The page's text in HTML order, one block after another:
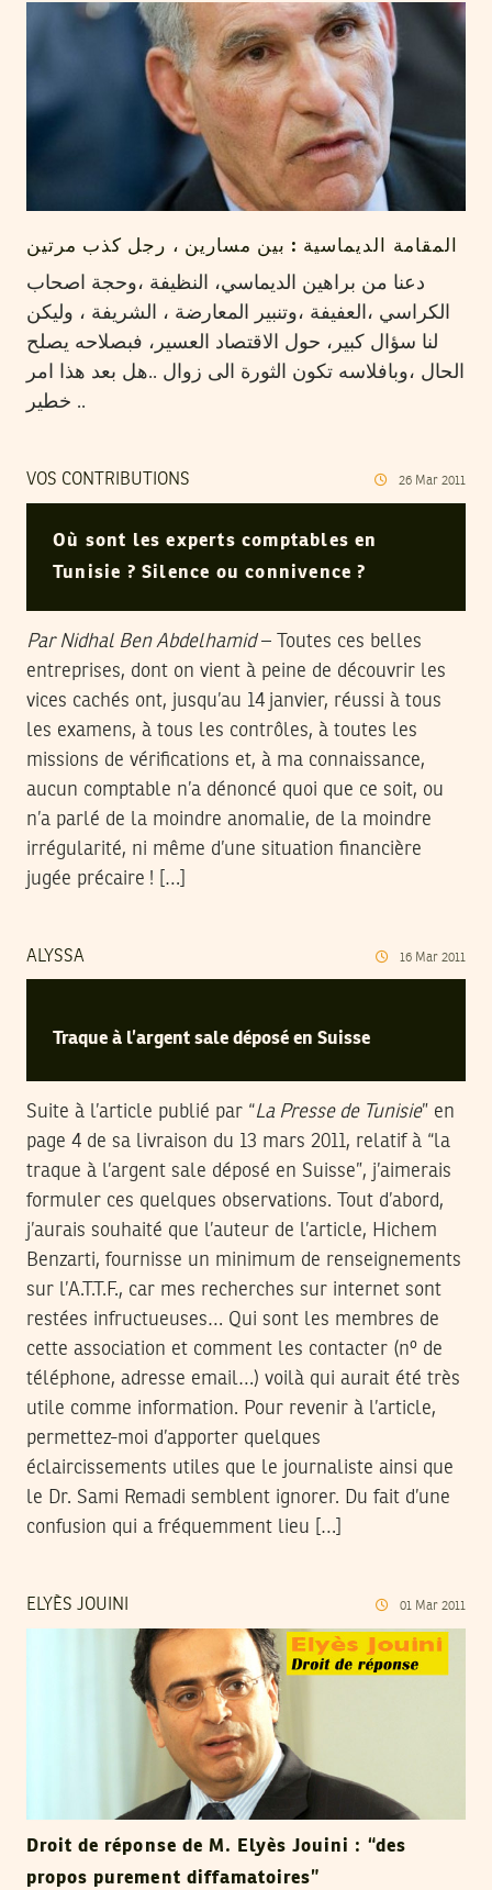
المقامة الديماسية : بين مسارين ، رجل كذب مرتين
دعنا من براهين الديماسي، النظيفة ،وحجة اصحاب
الكراسي ،العفيفة ،وتنبير المعارضة ، الشريفة ، وليكن
لنا سؤال كبير، حول الاقتصاد العسير، فبصلاحه يصلح
الحال ،وبافلاسه تكون الثورة الى زوال ..هل بعد هذا امر
خطير ..
VOS CONTRIBUTIONS 26 Mar 2011
Où sont les experts comptables en
Tunisie ? Silence ou connivence ?
Par Nidhal Ben Abdelhamid– Toutes ces belles
entreprises, dont on vient à peine de découvrir les
vices cachés ont, jusqu’au 14 janvier, réussi à tous
les examens, à tous les contrôles, à toutes les
missions de vérifications et, à ma connaissance,
aucun comptable n’a dénoncé quoi que ce soit, ou
n’a parlé de la moindre anomalie, de la moindre
irrégularité, ni même d’une situation financière
jugée précaire ! […]
ALYSSA 16 Mar 2011
Traque à l’argent sale déposé en Suisse
Suite à l’article publié par “La Presse de Tunisie” en
page 4 de sa livraison du 13 mars 2011, relatif à “la
traque à l’argent sale déposé en Suisse”, j’aimerais
formuler ces quelques observations. Tout d’abord,
j’aurais souhaité que l’auteur de l’article, Hichem
Benzarti, fournisse un minimum de renseignements
sur l’A.T.T.F., car mes recherches sur internet sont
restées infructueuses… Qui sont les membres de
cette association et comment les contacter (nº de
téléphone, adresse email…) voilà qui aurait été très
utile comme information. Pour revenir à l’article,
permettez-moi d’apporter quelques
éclaircissements utiles que le journaliste ainsi que
le Dr. Sami Remadi semblent ignorer. Du fait d’une
confusion qui a fréquemment lieu […]
ELYÈS JOUINI 01 Mar 2011
Droit de réponse de M. Elyès Jouini : “des
propos purement diffamatoires”